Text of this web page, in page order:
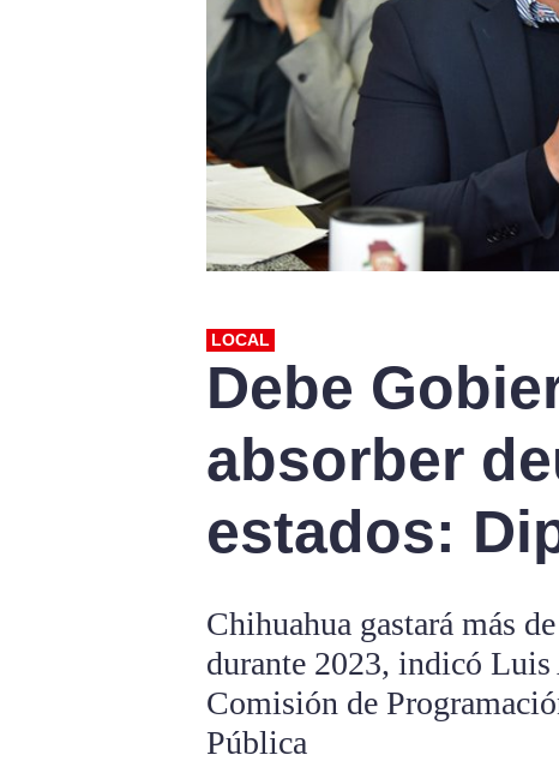
LOCAL
Debe
absorber
estados:
Chihuahua gastará más
durante 2023, indicó
Comisión de
Pública